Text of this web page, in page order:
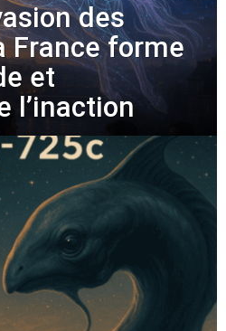
des
France forme
et
l’inaction